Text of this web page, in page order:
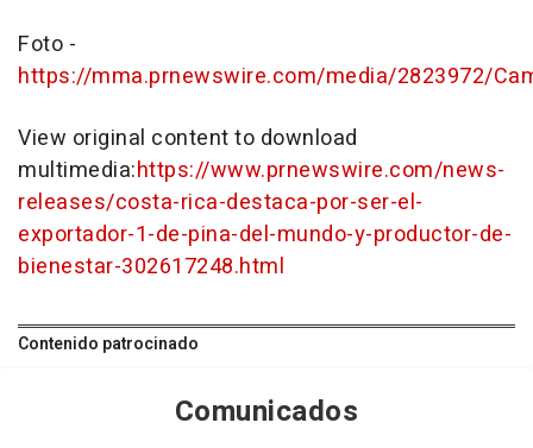
Foto -
https://mma.prnewswire.com/media/2823972/
View original content to download
multimedia:https://www.prnewswire.com/news-
releases/costa-rica-destaca-por-ser-el-
exportador-1-de-pina-del-mundo-y-productor-de-
bienestar-302617248.html
Contenido patrocinado
Comunicados